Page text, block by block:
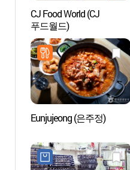
CJ Food World (CJ
푸드월드)
Eunjujeong (은주정)